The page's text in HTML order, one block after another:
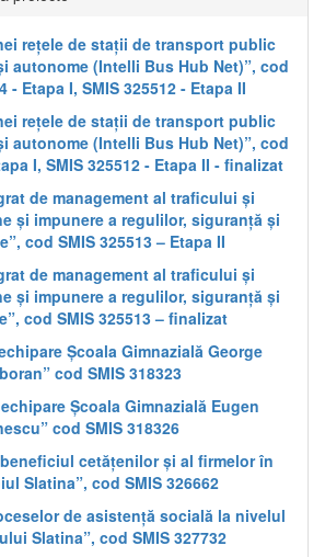
rețele de stații de transport public
autonome (Intelli Bus Hub Net)”, cod
- Etapa I, SMIS 325512 - Etapa II
rețele de stații de transport public
autonome (Intelli Bus Hub Net)”, cod
I, SMIS 325512 - Etapa II - finalizat
de management al traficului și
și impunere a regulilor, siguranță și
cod SMIS 325513 – Etapa II
de management al traficului și
și impunere a regulilor, siguranță și
cod SMIS 325513 – finalizat
Școala Gimnazială George
cod SMIS 318323
Școala Gimnazială Eugen
cod SMIS 318326
cetățenilor și al firmelor în
Slatina”, cod SMIS 326662
de asistență socială la nivelul
Slatina”, cod SMIS 327732